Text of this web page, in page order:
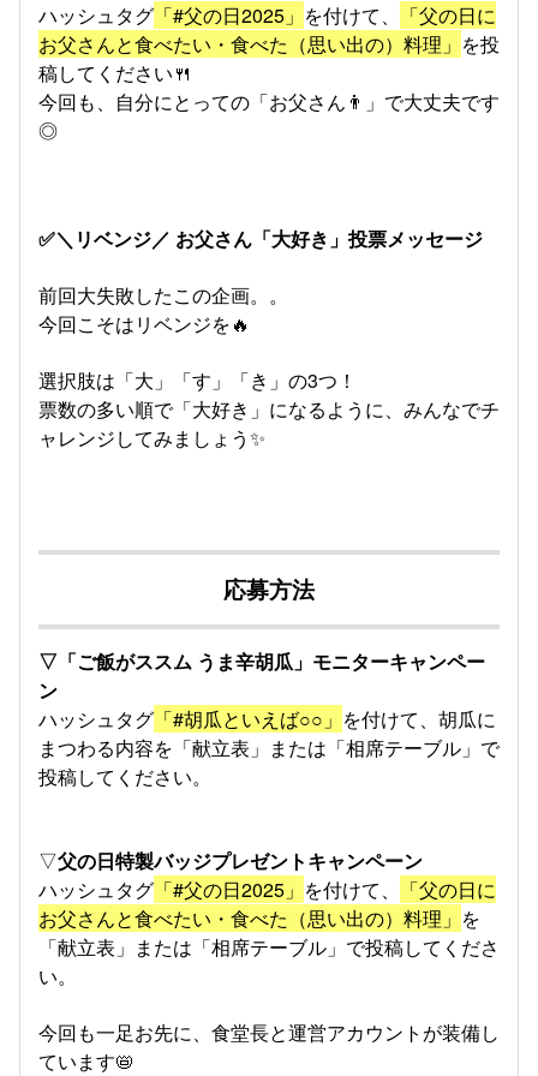
ハッシュタグ 「#父の日2025」 を付けて、
「父の日に
お父さんと食べたい・食べた（思い出の）料理」 を投
稿してください🍴
今回も、自分にとっての「お父さん👨」で大丈夫です
◎
✅＼リベンジ／ お父さん「大好き」投票メッセージ
前回大失敗したこの企画。。
今回こそはリベンジを🔥
選択肢は「大」「す」「き」の3つ！
票数の多い順で「大好き」になるように、みんなでチ
ャレンジしてみましょう✨
応募方法
▽「ご飯がススム うま辛胡瓜」モニターキャンペー
ン
ハッシュタグ 「#胡瓜といえば○○」 を付けて、胡瓜に
まつわる内容を「献立表」または「相席テーブル」で
投稿してください。
▽父の日特製バッジプレゼントキャンペーン
ハッシュタグ 「#父の日2025」 を付けて、
「父の日に
お父さんと食べたい・食べた（思い出の）料理」 を
「献立表」または「相席テーブル」で投稿してくださ
い。
今回も一足お先に、食堂長と運営アカウントが装備し
ています📛